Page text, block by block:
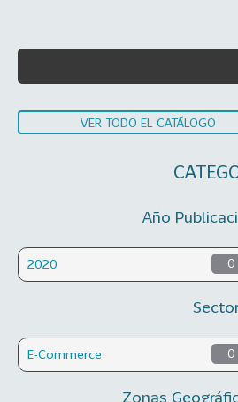
VER TODO EL CATÁLOGO
Año
2020 0
E-Commerce 0
Zonas